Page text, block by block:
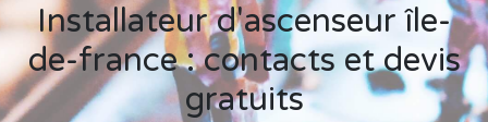
Installateur d'ascenseur île-
de-france : contacts et devis
gratuits